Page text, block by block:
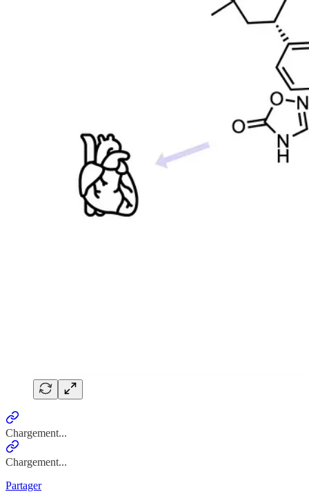
Chargement...
Chargement...
Partager